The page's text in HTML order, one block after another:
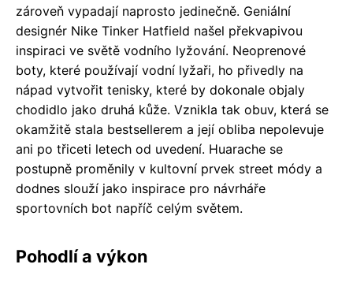
zároveň vypadají naprosto jedinečně. Geniální
designér Nike Tinker Hatfield našel překvapivou
inspiraci ve světě vodního lyžování. Neoprenové
boty, které používají vodní lyžaři, ho přivedly na
nápad vytvořit tenisky, které by dokonale objaly
chodidlo jako druhá kůže. Vznikla tak obuv, která se
okamžitě stala bestsellerem a její obliba nepolevuje
ani po třiceti letech od uvedení. Huarache se
postupně proměnily v kultovní prvek street módy a
dodnes slouží jako inspirace pro návrháře
sportovních bot napříč celým světem.
Pohodlí a výkon